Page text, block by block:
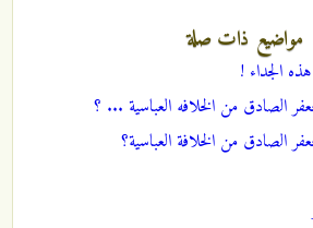
مواضيع ذات صلة
الجداء !
الصادق من الخلافه العباسية ... ؟
الصادق من الخلافة العباسية؟